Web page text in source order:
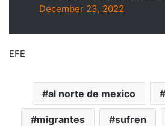
December 23, 2022
EFE
al norte de mexico
migrantes sufren